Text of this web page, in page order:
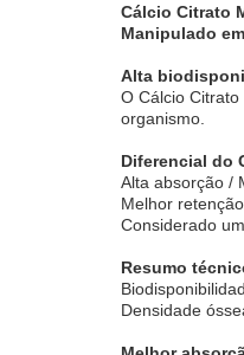
Cálcio Citrato
Manipulado
Alta
O Cálcio
organismo.
Diferencial do
Alta absorção /
Melhor
Considerado
Resumo
Densidade